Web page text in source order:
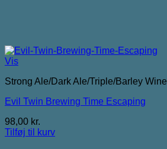
Vis
Strong Ale/Dark Ale/Triple/Barley Wine
Evil Twin Brewing Time Escaping
98,00 kr.
Tilføj til kurv